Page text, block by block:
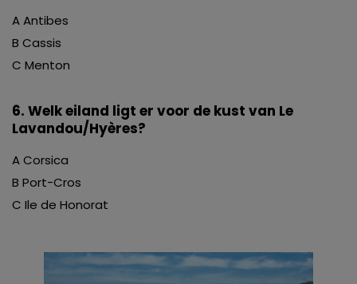
A Antibes
B Cassis
C Menton
6. Welk eiland ligt er voor de kust van Le
Lavandou/Hyères?
A Corsica
B Port-Cros
C Ile de Honorat